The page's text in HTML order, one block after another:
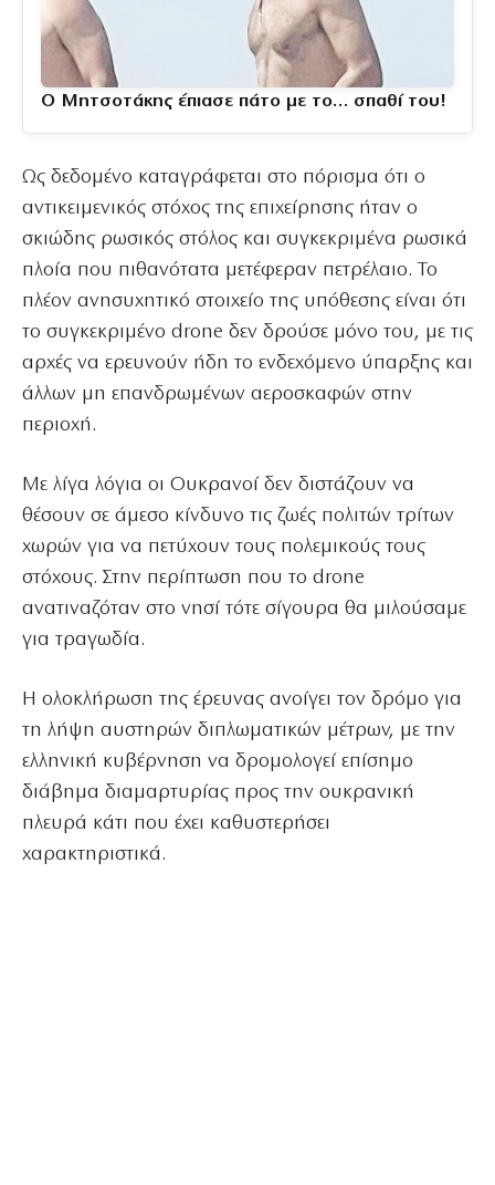
Ο Μητσοτάκης έπιασε πάτο με το… σπαθί του!
Ως δεδομένο καταγράφεται στο πόρισμα ότι ο
αντικειμενικός στόχος της επιχείρησης ήταν ο
σκιώδης ρωσικός στόλος και συγκεκριμένα ρωσικά
πλοία που πιθανότατα μετέφεραν πετρέλαιο. Το
πλέον ανησυχητικό στοιχείο της υπόθεσης είναι ότι
το συγκεκριμένο drone δεν δρούσε μόνο του, με τις
αρχές να ερευνούν ήδη το ενδεχόμενο ύπαρξης και
άλλων μη επανδρωμένων αεροσκαφών στην
περιοχή.
Με λίγα λόγια οι Ουκρανοί δεν διστάζουν να
θέσουν σε άμεσο κίνδυνο τις ζωές πολιτών τρίτων
χωρών για να πετύχουν τους πολεμικούς τους
στόχους. Στην περίπτωση που το drone
ανατιναζόταν στο νησί τότε σίγουρα θα μιλούσαμε
για τραγωδία.
Η ολοκλήρωση της έρευνας ανοίγει τον δρόμο για
τη λήψη αυστηρών διπλωματικών μέτρων, με την
ελληνική κυβέρνηση να δρομολογεί επίσημο
διάβημα διαμαρτυρίας προς την ουκρανική
πλευρά κάτι που έχει καθυστερήσει
χαρακτηριστικά.